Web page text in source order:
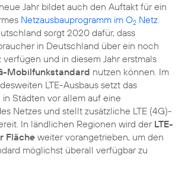
Jahr bildet auch den Auftakt für ein
Netzausbauprogramm im O2 Netz.
sorgt 2020 dafür, dass
in Deutschland über ein noch
verfügen und in diesem Jahr erstmals
Mobilfunkstandard nutzen können. Im
LTE-Ausbaus setzt das
Städten vor allem auf eine
Netzes und stellt zusätzliche LTE (4G)-
In ländlichen Regionen wird der LTE-
Fläche weiter vorangetrieben, um den
möglichst überall verfügbar zu